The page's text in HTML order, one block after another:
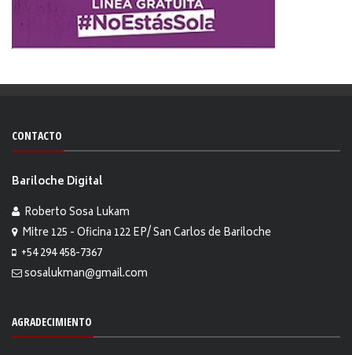
CONTACTO
Bariloche Digital
Roberto Sosa Lukam
Mitre 125 - Oficina 122 EP/ San Carlos de Bariloche
+54 294 458-7367
sosalukman@gmail.com
AGRADECIMIENTO